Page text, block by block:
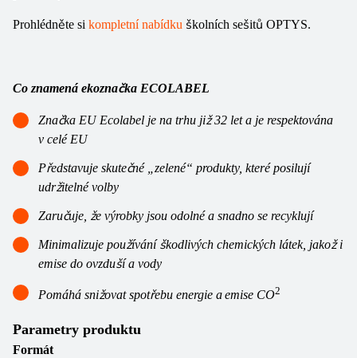
Prohlédněte si kompletní nabídku školních sešitů OPTYS.
Co znamená ekoznačka ECOLABEL
Značka EU Ecolabel je na trhu již 32 let a je respektována
v celé EU
Představuje skutečné „zelené“ produkty, které posilují
udržitelné volby
Zaručuje, že výrobky jsou odolné a snadno se recyklují
Minimalizuje používání škodlivých chemických látek, jakož i
emise do ovzduší a vody
Pomáhá snižovat spotřebu energie aemise CO2
Parametry produktu
Formát